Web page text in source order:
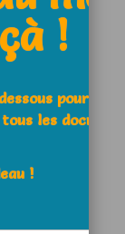
!
pour
les
!